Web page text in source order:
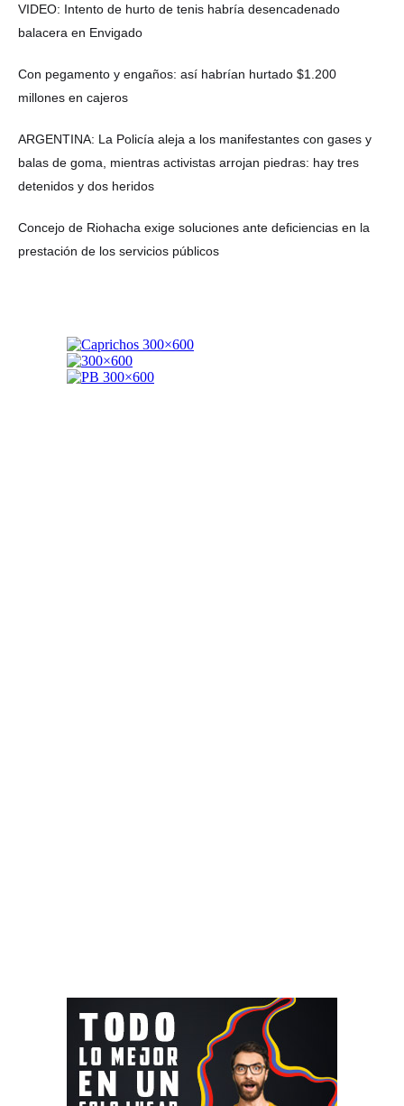
VIDEO: Intento de hurto de tenis habría desencadenado
balacera en Envigado
Con pegamento y engaños: así habrían hurtado $1.200
millones en cajeros
ARGENTINA: La Policía aleja a los manifestantes con gases y
balas de goma, mientras activistas arrojan piedras: hay tres
detenidos y dos heridos
Concejo de Riohacha exige soluciones ante deficiencias en la
prestación de los servicios públicos